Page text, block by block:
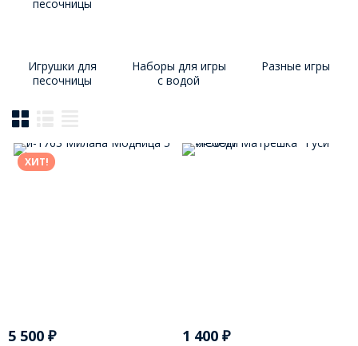
Игрушки для
песочницы
Наборы для игры
с водой
Разные игры
ХИТ!
5 500 ₽ 1 400₽